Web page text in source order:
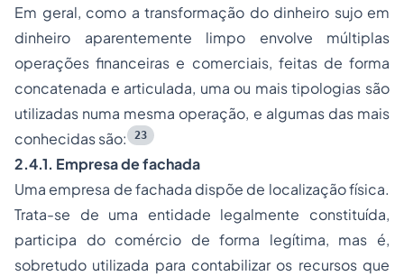
Em geral, como a transformação do dinheiro sujo em
dinheiro aparentemente limpo envolve múltiplas
operações financeiras e comerciais, feitas de forma
concatenada e articulada, uma ou mais tipologias são
utilizadas numa mesma operação, e algumas das mais
conhecidas são:
23
2.4.1. Empresa de fachada
Uma empresa de fachada dispõe de localização física.
Trata-se de uma entidade legalmente constituída,
participa do comércio de forma legítima, mas é,
sobretudo utilizada para contabilizar os recursos que